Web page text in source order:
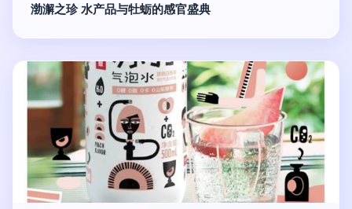
渤澥之珍 水产品与牡蛎的感官盛典